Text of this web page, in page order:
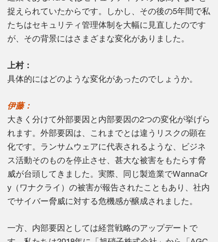
捉えられていたからです。しかし、その後の5年間で私
たちはセキュリティ管理体制を大幅に見直したのです
が、その背景にはさまざまな変化がありました。
上村：
具体的にはどのような変化があったのでしょうか。
伊藤：
大きく分けて外部要因と内部要因の2つの変化が挙げら
れます。外部要因は、これまでとは違うリスクの顕在
化です。ランサムウェアに代表されるような、ビジネ
ス活動そのものを停止させ、甚大な被害をもたらす脅
威が台頭してきました。実際、同じ製造業でWannaCr
y（ワナクライ）の被害が報告されたこともあり、社内
でサイバー脅威に対する危機感が醸成されました。
一方、内部要因としては経営戦略のアップデートで